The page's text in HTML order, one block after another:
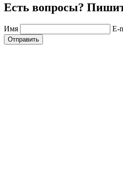
Есть вопросы?
Имя E-